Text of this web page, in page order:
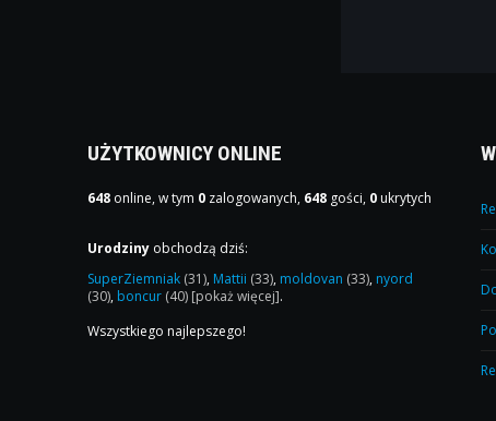
UŻYTKOWNICY ONLINE
648 online, w tym 0 zalogowanych, 648 gości, 0 ukrytych
Urodziny obchodzą dziś:
SuperZiemniak (31), Mattii (33), moldovan (33), nyord
(30), boncur (40) [pokaż więcej].
Wszystkiego najlepszego!